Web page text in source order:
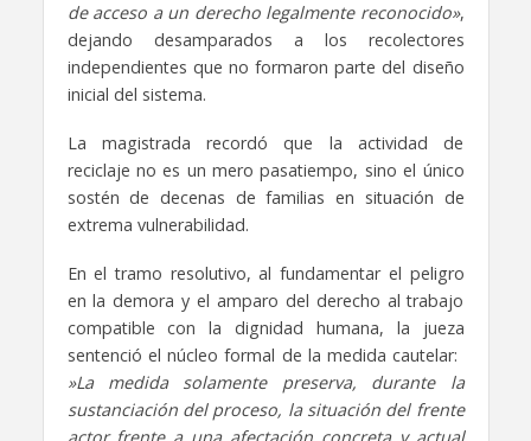
de acceso a un derecho legalmente reconocido»,
dejando desamparados a los recolectores
independientes que no formaron parte del diseño
inicial del sistema.
La magistrada recordó que la actividad de
reciclaje no es un mero pasatiempo, sino el único
sostén de decenas de familias en situación de
extrema vulnerabilidad.
En el tramo resolutivo, al fundamentar el peligro
en la demora y el amparo del derecho al trabajo
compatible con la dignidad humana, la jueza
sentenció el núcleo formal de la medida cautelar:
»La medida solamente preserva, durante la
sustanciación del proceso, la situación del frente